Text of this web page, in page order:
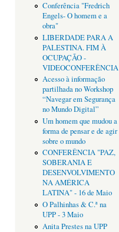
Conferência "Fredrich
Engels- O homem e a
obra"
LIBERDADE PARA A
PALESTINA. FIM À
OCUPAÇÃO -
VIDEOCONFERÊNCIA
Acesso à informação
partilhada no Workshop
“Navegar em Segurança
no Mundo Digital”
Um homem que mudou a
forma de pensar e de agir
sobre o mundo
CONFERÊNCIA "PAZ,
SOBERANIA E
DESENVOLVIMENTO
NA AMÉRICA
LATINA" - 16 de Maio
O Palhinhas & C.ª na
UPP - 3 Maio
Anita Prestes na UPP